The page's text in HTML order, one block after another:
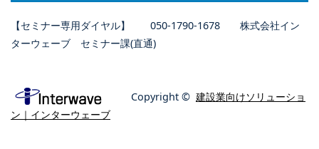
【セミナー専用ダイヤル】 050-1790-1678 株式会社イン
ターウェーブ セミナー課(直通)
Copyright © 建設業向けソリューショ
ン｜インターウェーブ